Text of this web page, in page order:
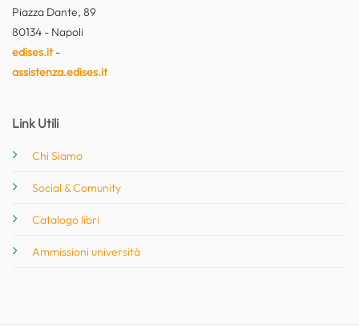
Piazza Dante, 89
80134 - Napoli
edises.it-
assistenza.edises.it
Link Utili
Chi Siamo
Social & Comunity
Catalogo libri
Ammissioni università